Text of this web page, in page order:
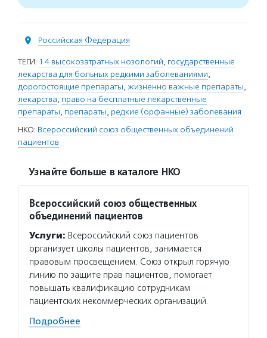
Российская Федерация
ТЕГИ: 14 высокозатратных нозологий, государственные
лекарства для больных редкими заболеваниями,
дорогостоящие препараты, жизненно важные препараты,
лекарства, право на бесплатные лекарственные
препараты, препараты, редкие (орфанные) заболевания
НКО: Всероссийский союз общественных объединений
пациентов
Узнайте больше в каталоге НКО
Всероссийский союз общественных
объединений пациентов
Услуги: Всероссийский союз пациентов
организует школы пациентов, занимается
правовым просвещением. Союз открыл горячую
линию по защите прав пациентов, помогает
повышать квалификацию сотрудникам
пациентских некоммерческих организаций.
Подробнее